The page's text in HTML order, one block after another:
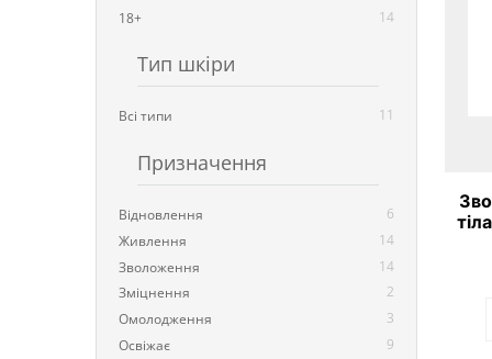
18+ 14
Тип шкіри
Всі типи 11
Призначення
Відновлення
6
Живлення
14
Зволоження
14
Зміцнення
2
Омолодження
3
Освіжає
9